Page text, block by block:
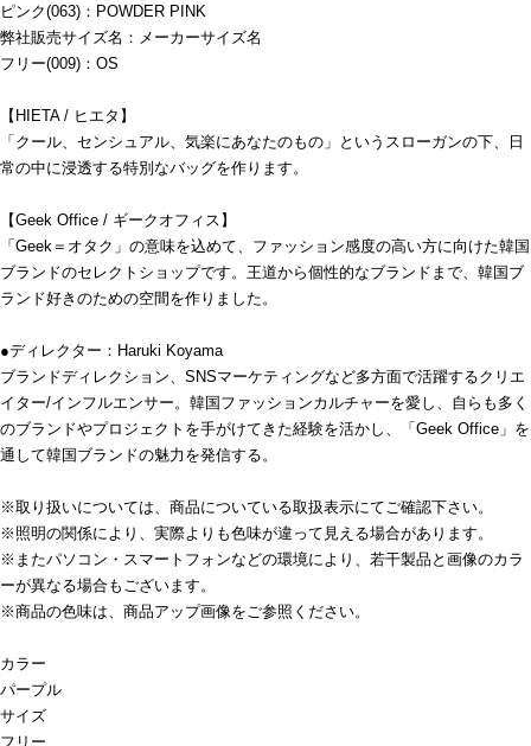
ピンク(063)：POWDER PINK
弊社販売サイズ名：メーカーサイズ名
フリー(009)：OS
【HIETA / ヒエタ】
「クール、センシュアル、気楽にあなたのもの」というスローガンの下、日
常の中に浸透する特別なバッグを作ります。
【Geek Office / ギークオフィス】
「Geek＝オタク」の意味を込めて、ファッション感度の高い方に向けた韓国
ブランドのセレクトショップです。王道から個性的なブランドまで、韓国ブ
ランド好きのための空間を作りました。
●ディレクター：Haruki Koyama
ブランドディレクション、SNSマーケティングなど多方面で活躍するクリエ
イター/インフルエンサー。韓国ファッションカルチャーを愛し、自らも多く
のブランドやプロジェクトを手がけてきた経験を活かし、「Geek Office」を
通して韓国ブランドの魅力を発信する。
※取り扱いについては、商品についている取扱表示にてご確認下さい。
※照明の関係により、実際よりも色味が違って見える場合があります。
※またパソコン・スマートフォンなどの環境により、若干製品と画像のカラ
ーが異なる場合もございます。
※商品の色味は、商品アップ画像をご参照ください。
カラー
パープル
サイズ
フリー